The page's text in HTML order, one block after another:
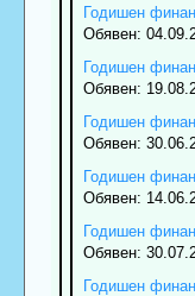
Годишен
Обявен:
Годишен
Обявен:
Годишен
Обявен:
Годишен
Обявен:
Годишен
Обявен:
Годишен